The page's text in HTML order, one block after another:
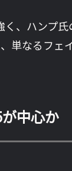
、ハンプ
単なるフェ
中心か